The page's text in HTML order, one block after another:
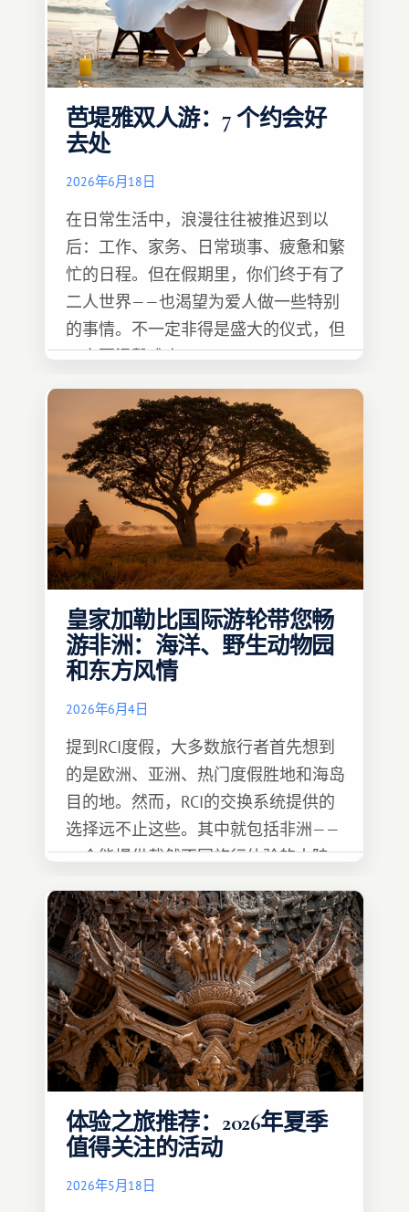
芭堤雅双人游：7 个约会好
去处
2026年6月18日
在日常生活中，浪漫往往被推迟到以
后：工作、家务、日常琐事、疲惫和繁
忙的日程。但在假期里，你们终于有了
二人世界——也渴望为爱人做一些特别
的事情。不一定非得是盛大的仪式，但
一定要温馨难忘 :)
皇家加勒比国际游轮带您畅
游非洲：海洋、野生动物园
和东方风情
2026年6月4日
提到RCI度假，大多数旅行者首先想到
的是欧洲、亚洲、热门度假胜地和海岛
目的地。然而，RCI的交换系统提供的
选择远不止这些。其中就包括非洲——
一个能提供截然不同旅行体验的大陆。
体验之旅推荐：2026年夏季
值得关注的活动
2026年5月18日